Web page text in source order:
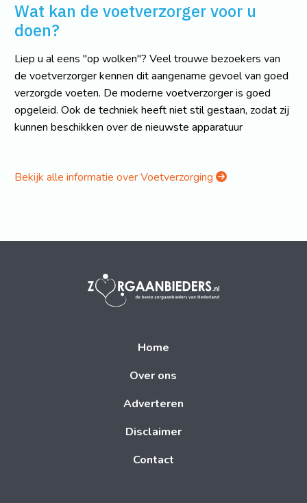
Wat kan de voetverzorger voor u
doen?
Liep u al eens "op wolken"? Veel trouwe bezoekers van
de voetverzorger kennen dit aangename gevoel van goed
verzorgde voeten. De moderne voetverzorger is goed
opgeleid. Ook de techniek heeft niet stil gestaan, zodat zij
kunnen beschikken over de nieuwste apparatuur
Bekijk alle informatie over Voetverzorging
Home
Over ons
Adverteren
Disclaimer
Contact